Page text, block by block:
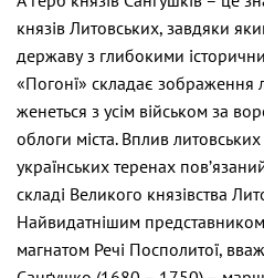
князів Литовських, завдяки
державу з глибокими
«Погонї» складає зображення
женеться з усім військом за
облоги міста. Вплив
українських теренах
складі Великого князівства
Найвидатнішим
магнатом Речі Посполитої,